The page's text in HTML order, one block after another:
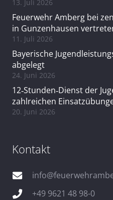
13. Juli 2026
Feuerwehr Amberg bei
in Gunzenhausen
11. Juli 2026
Bayerische
abgelegt
24. Juni 2026
12‑Stunden‑Dienst der
zahlreichen
20. Juni 2026
Kontakt
+49 9621 48 98-0